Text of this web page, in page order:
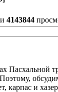
4143844
Пасхальной
карпас и